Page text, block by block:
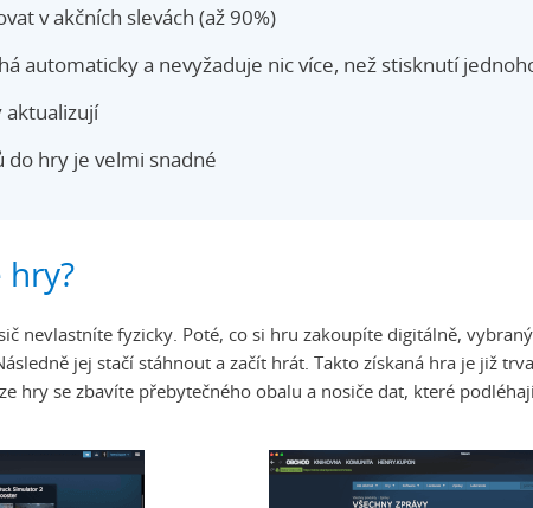
v akčních slevách (až 90%)
automaticky a nevyžaduje nic více, než stisknutí
aktualizují
do hry je velmi snadné
hry?
nevlastníte fyzicky. Poté, co si hru zakoupíte digitálně,
jej stačí stáhnout a začít hrát. Takto získaná hra je již
hry se zbavíte přebytečného obalu a nosiče dat, které